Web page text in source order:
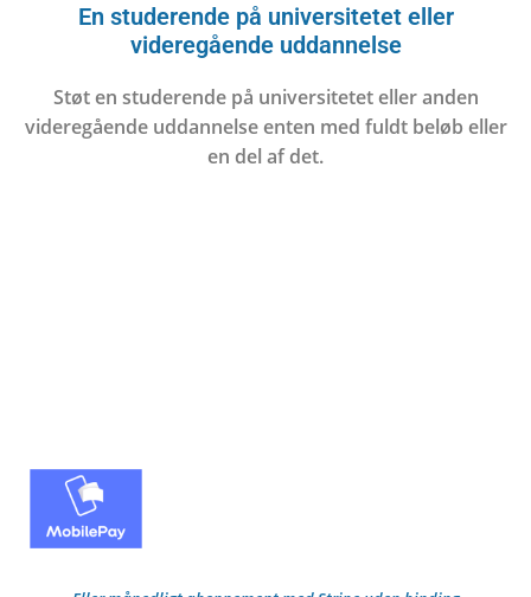
En studerende på universitetet eller
videregående uddannelse
Støt en studerende på universitetet eller anden
videregående uddannelse enten med fuldt beløb eller
en del af det.